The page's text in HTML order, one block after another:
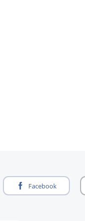
Facebook